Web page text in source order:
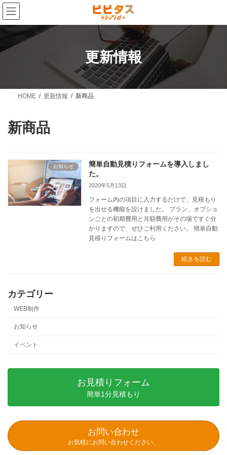
コ
ン
テ
へ
ナ
ビ
ゲ
ョ
更新情報
HOME 更新情報 新商品
新商品
お知らせ
簡単自動見積りフォームを導入しまし
た。
2020年5月13日
フォーム内の項目に入力するだけで、見積もり
を出せる機能を設けました。 プラン、オプショ
ンごとの初期費用と月額費用がその場ですぐ分
かりますので、ぜひご利用ください。 簡単自動
見積りフォームはこちら
続きを読む
カテゴリー
WEB制作
お知らせ
イベント
お見積りフォーム
簡単1分見積もり
お問い合わせ
お気軽にお問い合わせください。